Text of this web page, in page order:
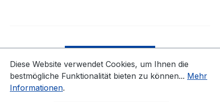
* Alle Preise inkl. gesetzl. Mehrwertsteuer zzgl.
Diese Website verwendet Cookies, um Ihnen die
bestmögliche Funktionalität bieten zu können... Mehr
Informationen.